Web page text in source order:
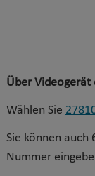
Über
Wählen Sie
Sie können
Nummer